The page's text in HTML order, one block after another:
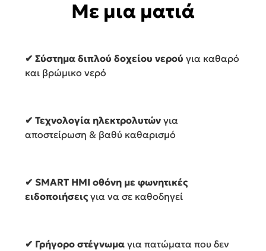
Με μια ματιά
✔ Σύστημα διπλού δοχείου νερού για καθαρό
και βρώμικο νερό
✔ Τεχνολογία ηλεκτρολυτών για
αποστείρωση & βαθύ καθαρισμό
✔ SMART HMI οθόνη με φωνητικές
ειδοποιήσεις για να σε καθοδηγεί
✔ Γρήγορο στέγνωμα για πατώματα που δεν